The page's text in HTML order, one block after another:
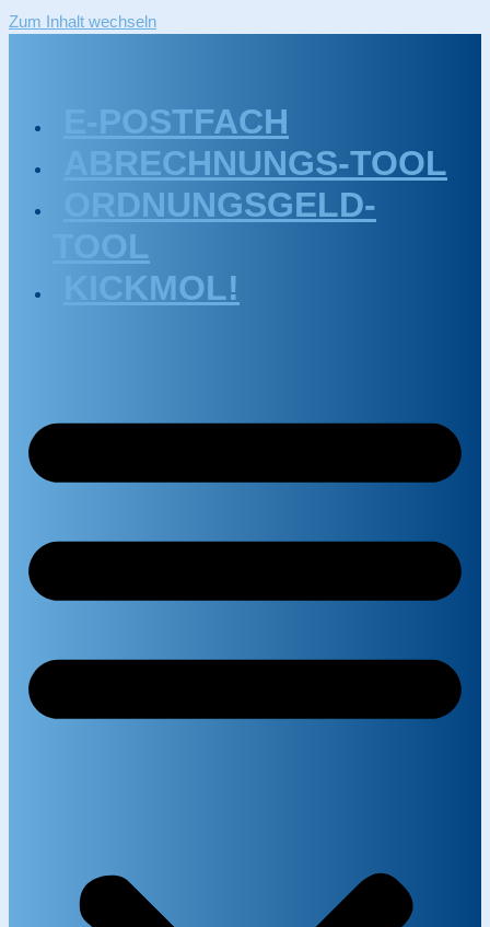
Zum Inhalt wechseln
E-POSTFACH
ABRECHNUNGS-TOOL
ORDNUNGSGELD-
TOOL
KICKMOL!